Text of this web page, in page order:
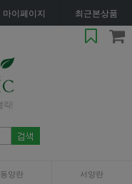
마이페이지 최근본상품
동양란 서양란